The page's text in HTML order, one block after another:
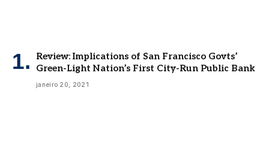
Review: Implications of San Francisco Govts’
Green-Light Nation’s First City-Run Public Bank
janeiro 20, 2021